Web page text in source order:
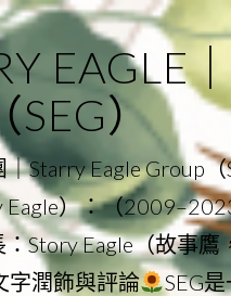
EAGLE
SEG）
Starry Eagle Group（
Eagle）：（
Story Eagle（故事鷹
字潤飾與評論
SEG